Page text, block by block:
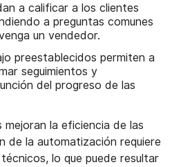
a calificar a los clientes
a preguntas comunes
un vendedor.
preestablecidos permiten a
seguimientos y
del progreso de las
la eficiencia de las
de la automatización requiere
lo que puede resultar